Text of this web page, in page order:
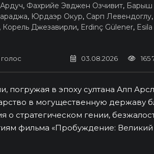
, Фахрийе Эвджен Озчивит, Барыш
, Юрдаэр Окур, Сарп Левендоглу,
, Корель Джезавирли, Erdinç Gülener,
голос 03.08.2026 165
погружая в эпоху султана Алп
в могущественную державу
стратегическом гении,
фильма «Пробуждение: Великий